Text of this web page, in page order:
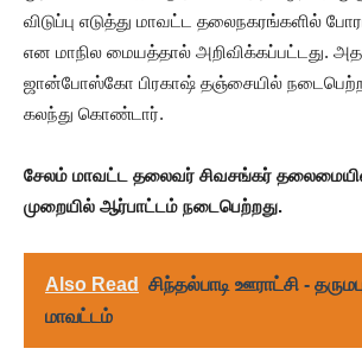
விடுப்பு எடுத்து மாவட்ட தலைநகரங்களில்
என மாநில மையத்தால் அறிவிக்கப்பட்டது.
ஜான்போஸ்கோ பிரகாஷ் தஞ்சையில்
கலந்து கொண்டார்.
சேலம் மாவட்ட தலைவர் சிவசங்கர்
முறையில் ஆர்பாட்டம் நடைபெற்றது.
Also Read
சிந்தல்பாடி ஊராட்சி -
மாவட்டம்